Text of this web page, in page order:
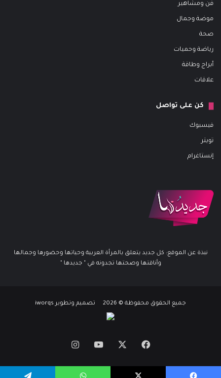
فن ومشاهير
موضة وجمال
صحة
رياضة وحميات
أبراج وطاقة
علاقات
كن على تواصل
فيسبوك
تويتر
إنستاغرام
نبذة عن الموقع: كل جديد يتعلق بالمرأة العربية وحياتها وحضورها وجمالها
وأناقتها وصحتها تجدونه في " جديدها "
جميع الحقوق محفوظة © 2026 تصميم وتطوير iworqs
فيسبوك يوتيوبانستقرام